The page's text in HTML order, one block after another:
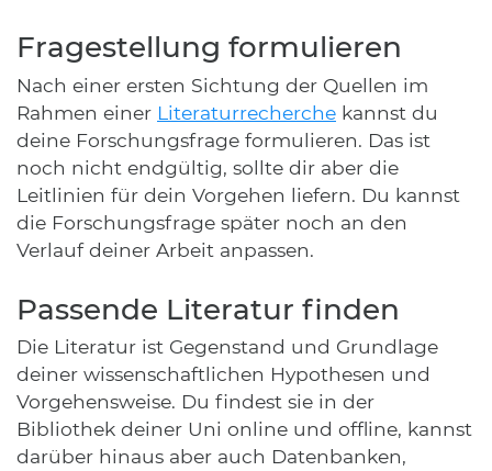
Fragestellung formulieren
Nach einer ersten Sichtung der Quellen im
Rahmen einer Literaturrecherche kannst du
deine Forschungsfrage formulieren. Das ist
noch nicht endgültig, sollte dir aber die
Leitlinien für dein Vorgehen liefern. Du kannst
die Forschungsfrage später noch an den
Verlauf deiner Arbeit anpassen.
Passende Literatur finden
Die Literatur ist Gegenstand und Grundlage
deiner wissenschaftlichen Hypothesen und
Vorgehensweise. Du findest sie in der
Bibliothek deiner Uni online und offline, kannst
darüber hinaus aber auch Datenbanken,